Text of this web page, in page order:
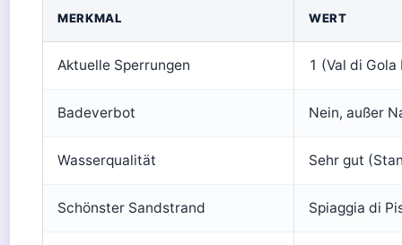
MERKMAL WERT
Aktuelle Sperrungen 1 (Val di
Badeverbot Nein, außer
Wasserqualität Sehr gut
Schönster Sandstrand Spiaggia di